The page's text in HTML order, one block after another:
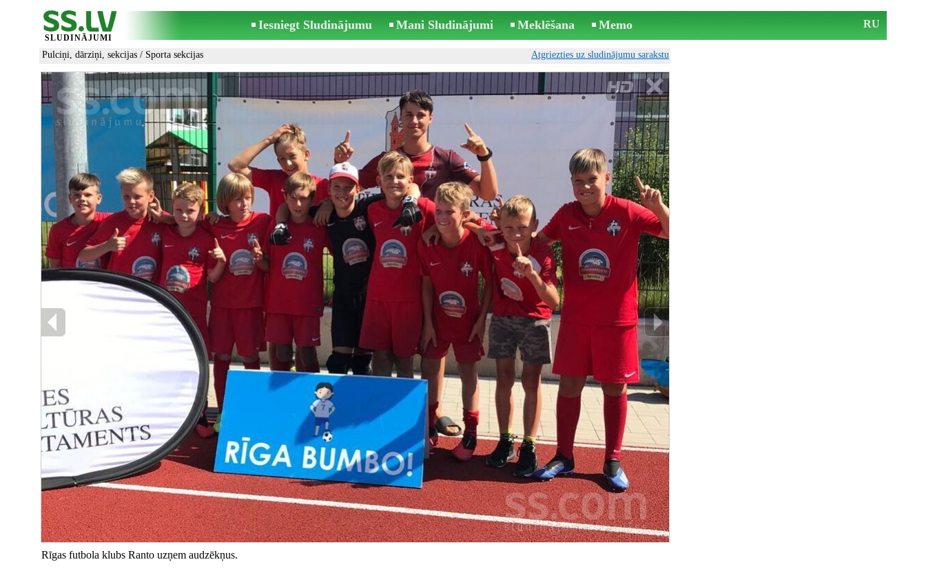
SLUDINĀJUMI
Iesniegt Sludinājumu Mani Sludinājumi Meklēšana Memo RU
Pulciņi, dārziņi, sekcijas / Sporta sekcijas Atgriezties uz sludinājumu sarakstu
Rīgas futbola klubs Ranto uzņem audzēkņus.